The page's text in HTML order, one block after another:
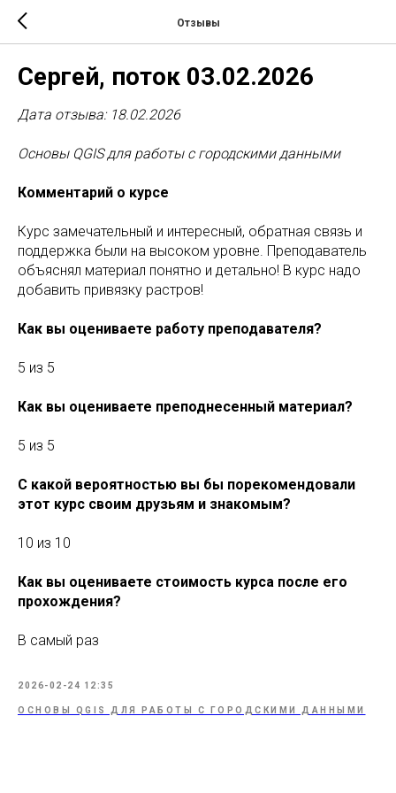
Отзывы
Сергей, поток 03.02.2026
Дата отзыва: 18.02.2026
Основы QGIS для работы с городскими данными
Комментарий о курсе
Курс замечательный и интересный, обратная связь и
поддержка были на высоком уровне. Преподаватель
объяснял материал понятно и детально! В курс надо
добавить привязку растров!
Как вы оцениваете работу преподавателя?
5 из 5
Как вы оцениваете преподнесенный материал?
5 из 5
С какой вероятностью вы бы порекомендовали
этот курс своим друзьям и знакомым?
10 из 10
Как вы оцениваете стоимость курса после его
прохождения?
В самый раз
2026-02-24 12:35
ОСНОВЫ QGIS ДЛЯ РАБОТЫ С ГОРОДСКИМИ ДАННЫМИ